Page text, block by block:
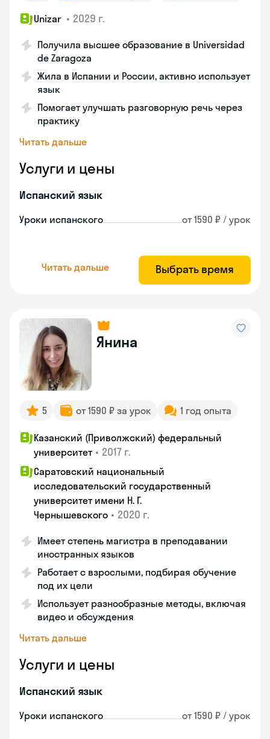
Unizar • 2029 г.
Получила высшее образование в Universidad
de Zaragoza
Жила в Испании и России, активно использует
язык
Помогает улучшать разговорную речь через
практику
Читать дальше
Услуги и цены
Испанский язык
Уроки испанского от 1590 ₽ / урок
Читать дальше Выбрать время
Янина
5 от 1590 ₽ за урок 1 год опыта
Казанский (Приволжский) федеральный
университет • 2017 г.
Саратовский национальный
исследовательский государственный
университет имени Н. Г.
Чернышевского • 2020 г.
Имеет степень магистра в преподавании
иностранных языков
Работает с взрослыми, подбирая обучение
под их цели
Использует разнообразные методы, включая
видео и обсуждения
Читать дальше
Услуги и цены
Испанский язык
Уроки испанского от 1590 ₽ / урок